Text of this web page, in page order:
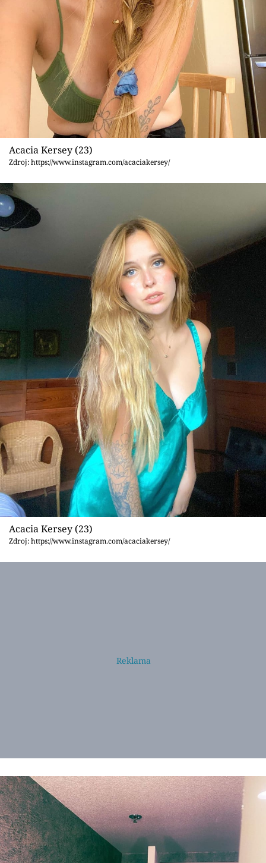
Videa
Sledujte prima+
Přihlášení
Sledujte nás
Acacia Kersey (23)
Zdroj: https://www.instagram.com/acaciakersey/
Acacia Kersey (23)
Zdroj: https://www.instagram.com/acaciakersey/